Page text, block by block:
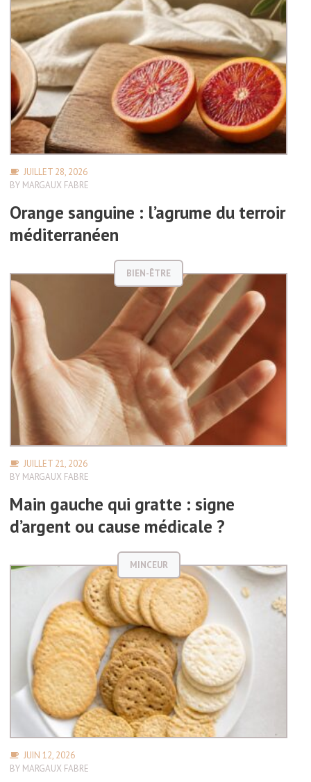
JUILLET 28, 2026
BY MARGAUX FABRE
Orange sanguine : l’agrume du terroir
méditerranéen
BIEN-ÊTRE
JUILLET 21, 2026
BY MARGAUX FABRE
Main gauche qui gratte : signe
d’argent ou cause médicale ?
MINCEUR
JUIN 12, 2026
BY MARGAUX FABRE